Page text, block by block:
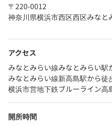
〒220-0012
神奈川県横浜市西区西区みなと
アクセス
みなとみらい線みなとみらい駅
みなとみらい線新高島駅から徒
横浜市営地下鉄ブルーライン高
開所時間